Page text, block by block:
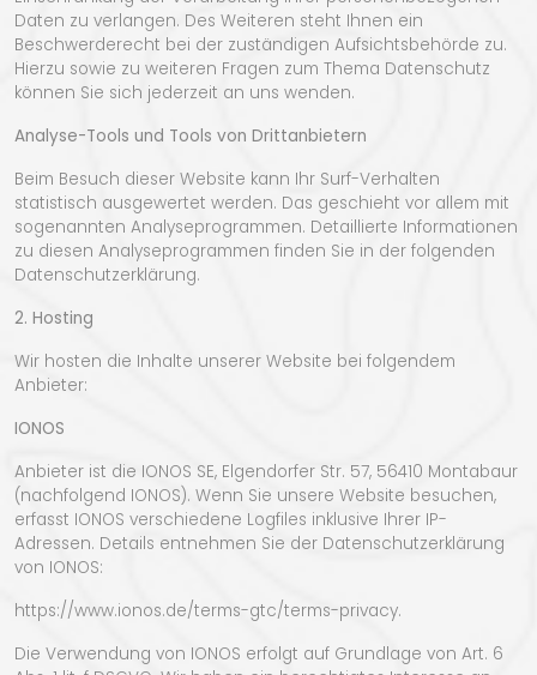
Daten zu verlangen. Des Weiteren steht Ihnen ein
Beschwerderecht bei der zuständigen Aufsichtsbehörde zu.
Hierzu sowie zu weiteren Fragen zum Thema Datenschutz
können Sie sich jederzeit an uns wenden.
Analyse-Tools und Tools von Drittanbietern
Beim Besuch dieser Website kann Ihr Surf-Verhalten
statistisch ausgewertet werden. Das geschieht vor allem mit
sogenannten Analyseprogrammen. Detaillierte Informationen
zu diesen Analyseprogrammen finden Sie in der folgenden
Datenschutzerklärung.
2. Hosting
Wir hosten die Inhalte unserer Website bei folgendem
Anbieter:
IONOS
Anbieter ist die IONOS SE, Elgendorfer Str. 57, 56410 Montabaur
(nachfolgend IONOS). Wenn Sie unsere Website besuchen,
erfasst IONOS verschiedene Logfiles inklusive Ihrer IP-
Adressen. Details entnehmen Sie der Datenschutzerklärung
von IONOS:
https://www.ionos.de/terms-gtc/terms-privacy.
Die Verwendung von IONOS erfolgt auf Grundlage von Art. 6